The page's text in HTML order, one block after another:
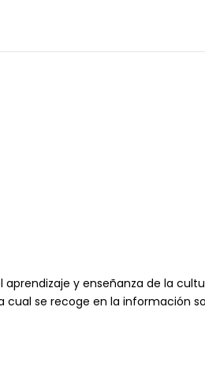
aprendizaje y enseñanza de la
se recoge en la información